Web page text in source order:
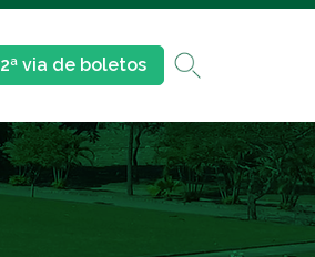
2ª via de boletos